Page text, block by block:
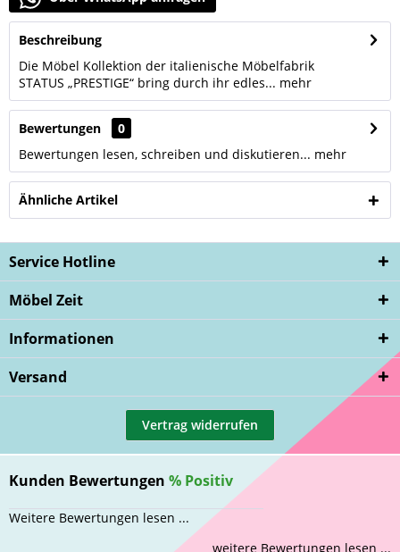
Beschreibung
Die Möbel Kollektion der italienische Möbelfabrik
STATUS „PRESTIGE“ bring durch ihr edles... mehr
Bewertungen
0
Bewertungen lesen, schreiben und diskutieren... mehr
Ähnliche Artikel
Service Hotline
Möbel Zeit
Informationen
Versand
Vertrag widerrufen
Kunden Bewertungen % Positiv
Weitere Bewertungen lesen ...
weitere Bewertungen lesen ...